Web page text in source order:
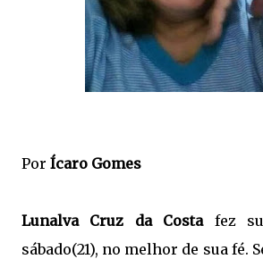
Por Ícaro Gomes
Lunalva Cruz da Costafez
sábado(21), no melhor de sua fé.